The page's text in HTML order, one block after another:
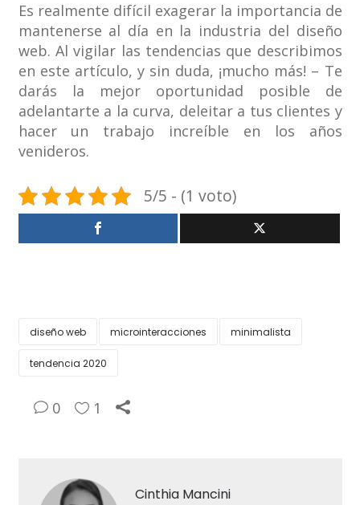
Es realmente difícil exagerar la importancia de
mantenerse al día en la industria del diseño
web. Al vigilar las tendencias que describimos
en este artículo, y sin duda, ¡mucho más! – Te
darás la mejor oportunidad posible de
adelantarte a la curva, deleitar a tus clientes y
hacer un trabajo increíble en los años
venideros.
5/5 - (1 voto)
diseño web microinteracciones minimalista
tendencia 2020
0 1
Cinthia Mancini